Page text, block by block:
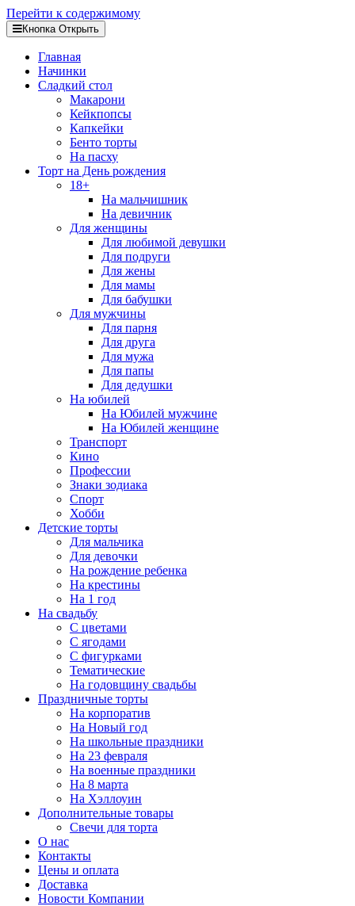
Перейти к содержимому
Кнопка Открыть
Главная
Начинки
Сладкий стол
Макарони
Кейкпопсы
Капкейки
Бенто торты
На пасху
Торт на День рождения
18+
На мальчишник
На девичник
Для женщины
Для любимой девушки
Для подруги
Для жены
Для мамы
Для бабушки
Для мужчины
Для парня
Для друга
Для мужа
Для папы
Для дедушки
На юбилей
На Юбилей мужчине
На Юбилей женщине
Транспорт
Кино
Профессии
Знаки зодиака
Спорт
Хобби
Детские торты
Для мальчика
Для девочки
На рождение ребенка
На крестины
На 1 год
На свадьбу
С цветами
С ягодами
С фигурками
Тематические
На годовщину свадьбы
Праздничные торты
На корпоратив
На Новый год
На школьные праздники
На 23 февраля
На военные праздники
На 8 марта
На Хэллоуин
Дополнительные товары
Свечи для торта
О нас
Контакты
Цены и оплата
Доставка
Новости Компании